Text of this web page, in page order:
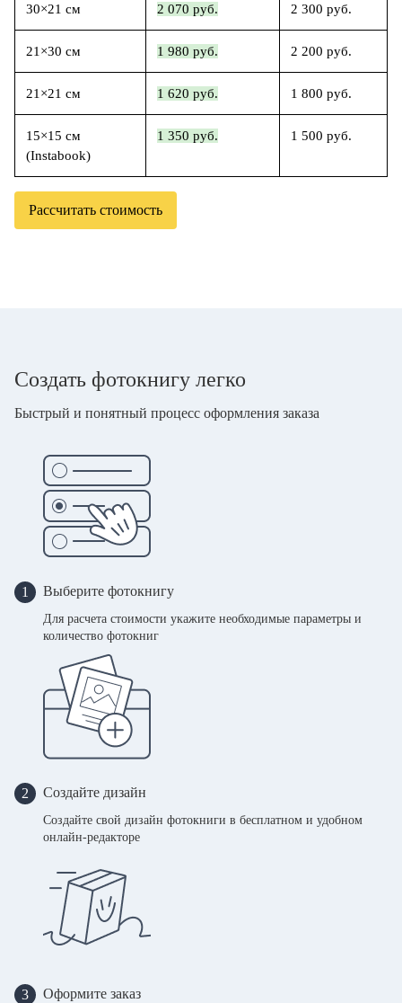
30×21 см 2 070 руб. 2 300 руб.
21×30 см 1 980 руб. 2 200 руб.
21×21 см 1 620 руб. 1 800 руб.
15×15 см
(Instabook)
1 350 руб. 1 500 руб.
Рассчитать стоимость
Создать фотокнигу легко
Быстрый и понятный процесс оформления заказа
1 Выберите фотокнигу
Для расчета стоимости укажите необходимые параметры и
количество фотокниг
2 Создайте дизайн
Создайте свой дизайн фотокниги в бесплатном и удобном
онлайн-редакторе
3 Оформите заказ